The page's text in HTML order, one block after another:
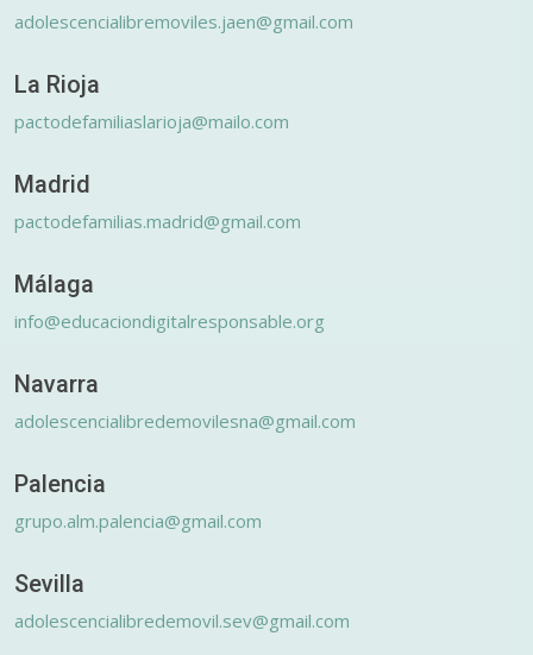
adolescencialibremoviles.jaen@gmail.com
La Rioja
pactodefamiliaslarioja@mailo.com
Madrid
pactodefamilias.madrid@gmail.com
Málaga
info@educaciondigitalresponsable.org
Navarra
adolescencialibredemovilesna@gmail.com
Palencia
grupo.alm.palencia@gmail.com
Sevilla
adolescencialibredemovil.sev@gmail.com